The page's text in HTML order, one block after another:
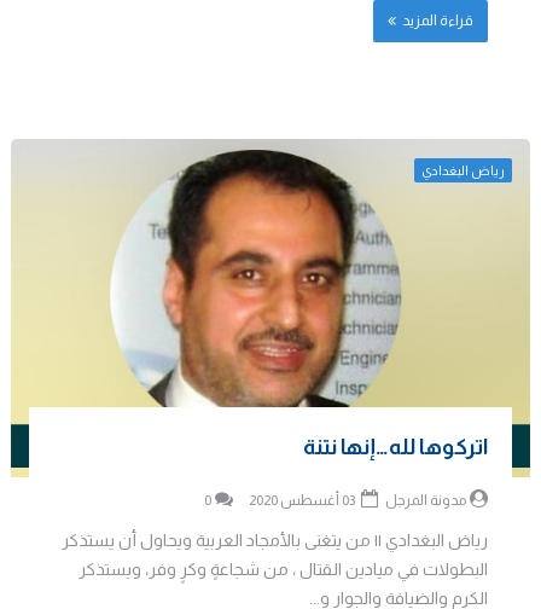
قراءة المزيد
رياض البغدادي
اتركوها لله…إنها نتنة
مدونة المرجل 0
رياض البغدادي || من يتغنى بالأمجاد العربية ويحاول أن يستذكر
البطولات في ميادين القتال ، من شجاعةٍ وكرٍ وفر، ويستذكر
الكرم والضيافة والجوار و...